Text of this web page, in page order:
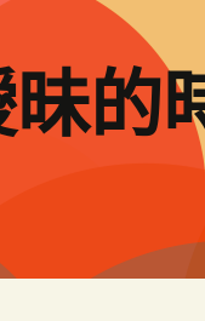
昧的